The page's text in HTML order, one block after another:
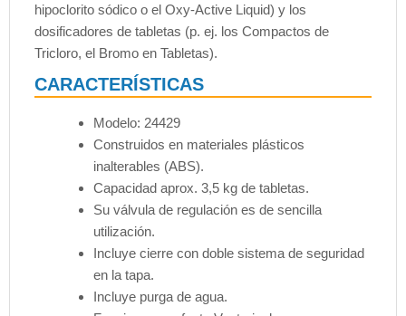
hipoclorito sódico o el Oxy-Active Liquid) y los
dosificadores de tabletas (p. ej. los Compactos de
Tricloro, el Bromo en Tabletas).
CARACTERÍSTICAS
Modelo: 24429
Construidos en materiales plásticos
inalterables (ABS).
Capacidad aprox. 3,5 kg de tabletas.
Su válvula de regulación es de sencilla
utilización.
Incluye cierre con doble sistema de seguridad
en la tapa.
Incluye purga de agua.